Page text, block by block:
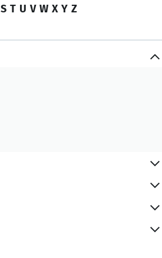
S T U V W X Y Z